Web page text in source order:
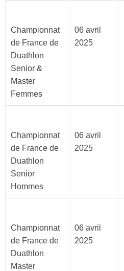
Championnat
de France de
Duathlon
Senior &
Master
Femmes
06 avril
2025
Championnat
de France de
Duathlon
Senior
Hommes
06 avril
2025
Championnat
de France de
Duathlon
Master
06 avril
2025